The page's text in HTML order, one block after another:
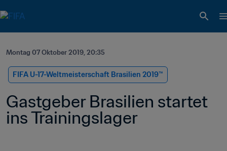
Montag 07 Oktober 2019, 20:35
FIFA U-17-Weltmeisterschaft Brasilien 2019™
Gastgeber Brasilien startet
ins Trainingslager